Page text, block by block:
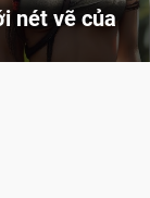
nét vẽ của